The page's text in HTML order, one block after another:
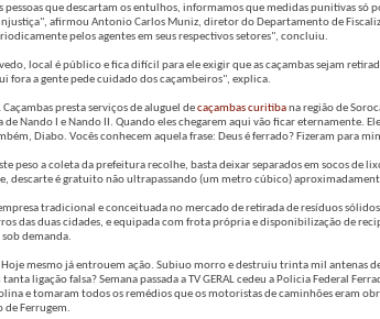
pessoas que descartam os entulhos, informamos que medidas punitivas
afirmou Antonio Carlos Muniz, diretor do Departamento de
pelos agentes em seus respectivos setores", concluiu.
local é público e fica difícil para ele exigir que as caçambas sejam
fora a gente pede cuidado dos caçambeiros", explica.
Caçambas presta serviços de aluguel decaçambas curitibana região de
de Nando I e Nando II. Quando eles chegarem aqui vão ficar eternamente.
Diabo. Vocês conhecem aquela frase: Deus é ferrado? Fizeram para
peso a coleta da prefeitura recolhe, basta deixar separados em socos
descarte é gratuito não ultrapassando (um metro cúbico)
tradicional e conceituada no mercado de retirada de resíduos
das duas cidades, e equipada com frota própria e disponibilização de
demanda.
Hoje mesmo já entrouem ação. Subiuo morro e destruiu trinta mil antenas
tanta ligação falsa? Semana passada a TV GERAL cedeu a Policia Federal
e tomaram todos os remédios que os motoristas de caminhões eram
de Ferrugem.